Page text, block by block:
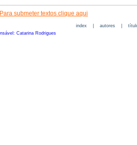
Para submeter textos clique aqui
index| autores|